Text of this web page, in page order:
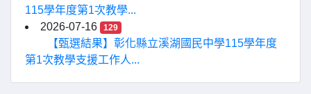
115學年度第1次教學...
2026-07-16
129
【甄選結果】彰化縣立溪湖國民中學115學年度
第1次教學支援工作人...